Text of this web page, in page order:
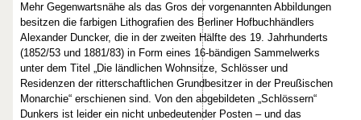
Mehr Gegenwartsnähe als das Gros der vorgenannten Abbildungen
besitzen die farbigen Lithografien des Berliner Hofbuchhändlers
Alexander Duncker, die in der zweiten Hälfte des 19. Jahrhunderts
(1852/53 und 1881/83) in Form eines 16-bändigen Sammelwerks
unter dem Titel „Die ländlichen Wohnsitze, Schlösser und
Residenzen der ritterschaftlichen Grundbesitzer in der Preußischen
Monarchie“ erschienen sind. Von den abgebildeten „Schlössern“
Dunkers ist leider ein nicht unbedeutender Posten – und das